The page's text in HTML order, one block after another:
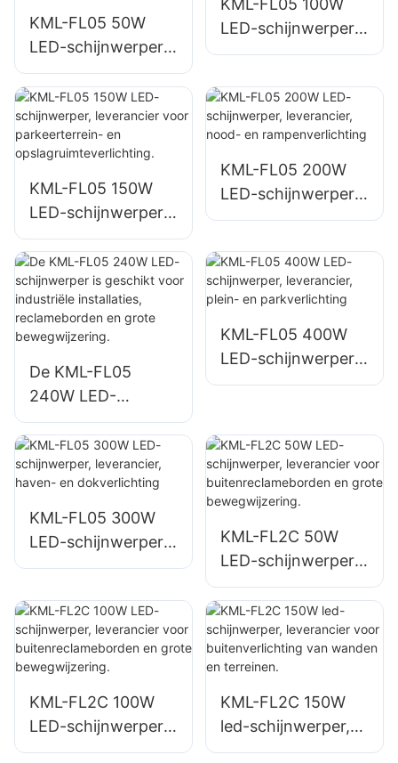
KML-FL05 50W
LED-schijnwerper,
leverancier voor
buitenverlichting
van gebouwgevels
en openbare
KML-FL05 100W
LED-schijnwerper,
leverancier voor
verlichting op
bouwplaatsen.
KML-FL05 150W
LED-schijnwerper,
leverancier voor
parkeerterrein- en
opslagruimteverlich
ting.
KML-FL05 200W
LED-schijnwerper,
leverancier, nood-
rampenverlichting
De KML-FL05
240W LED-
schijnwerper is
geschikt voor
industriële
installaties,
reclameborden en
grote
bewegwijzering.
KML-FL05 400W
LED-schijnwerper,
leverancier, plein-
KML-FL05 300W
LED-schijnwerper,
leverancier, haven-
KML-FL2C 50W
LED-schijnwerper,
leverancier voor
buitenreclamebord
en en grote
bewegwijzering.
KML-FL2C 100W
LED-schijnwerper,
leverancier voor
KML-FL2C 150W
led-schijnwerper,
leverancier voor